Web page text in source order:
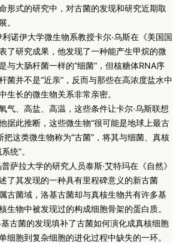
形式的研究中，对古菌的发现和研究近期取
。
诺伊大学微生物系教授卡尔·乌斯在《美国国
了研究成果，他发现了一种能产生甲烷的微
与大肠杆菌一样的“细菌”，但核糖体RNA序
菌并不是“近亲”，反而与那些在高浓度盐水中
生长的微生物关系非常亲密。
气、高盐、高温，这些条件让卡尔·乌斯联想
据此推断，这些微生物“很可能是地球上最古
把这类微生物称为“古菌”，将其与细菌、真核
统”。
萨拉大学的研究人员泰斯·艾特玛在《自然》
了其发现的一种具有里程碑意义的新古菌
菌域，洛基古菌却与真核生物共有许多基
生物中被发现过的构成细胞骨架的蛋白质。
古菌的发现填补了古菌如何演化成真核细胞
细胞到复杂细胞的进化过程中缺失的一环。